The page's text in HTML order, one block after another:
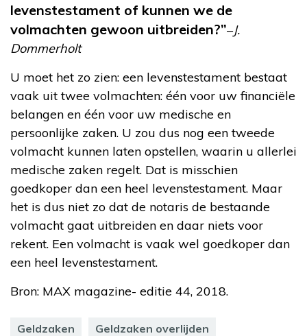
levenstestament of kunnen we de
volmachten gewoon uitbreiden?”–J.
Dommerholt
U moet het zo zien: een levenstestament bestaat
vaak uit twee volmachten: één voor uw financiële
belangen en één voor uw medische en
persoonlijke zaken. U zou dus nog een tweede
volmacht kunnen laten opstellen, waarin u allerlei
medische zaken regelt. Dat is misschien
goedkoper dan een heel levenstestament. Maar
het is dus niet zo dat de notaris de bestaande
volmacht gaat uitbreiden en daar niets voor
rekent. Een volmacht is vaak wel goedkoper dan
een heel levenstestament.
Bron: MAX magazine- editie 44, 2018.
Geldzaken Geldzaken overlijden